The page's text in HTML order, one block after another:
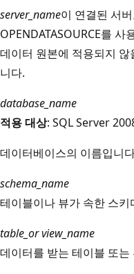
server_name이 연결된 서
OPENDATASOURCE를 사
데이터 원본에 적용되지
니다.
database_name
적용 대상: SQL Server
데이터베이스의 이름입니
schema_name
테이블이나 뷰가 속한 스키
table_or view_name
데이터를 받는 테이블 또는